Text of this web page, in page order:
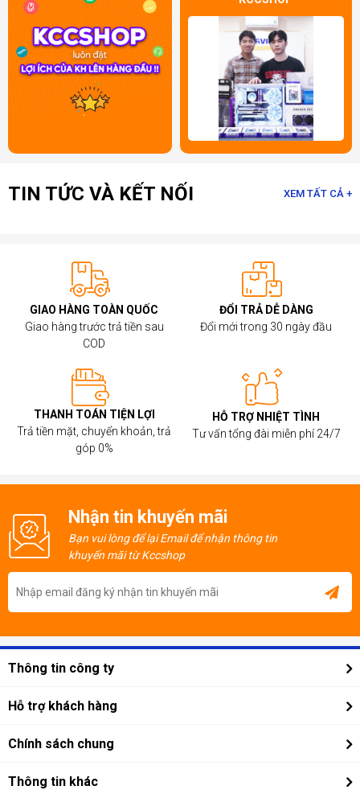
Hà Nội, TP.HCM. Với phương châm luôn đặt sự hài long
của khách hàng lên hàng đầu, chúng tôi mong muốn đen tới
cho khách hàng những trải nghiệm mua sắm tuyệt vời nhất.
Ngoài sản phẩmMàn hình Gigabyte AORUS FI27Q
KCCShop còn có rất nhiều sản phẩmMàn hình
chính hãng khác. Hãy liên hệ ngay với chúng tôi
qua Hotline 0912.074.444 (HN), 0966.666.308 (HCM) hoặc
truy cập
để được tư vấn và mua những
TIN TỨC VÀ KẾT NỐI XEM TẤT CẢ +
GIAO HÀNG TOÀN QUỐC
Giao hàng trước trả tiền sau
COD
ĐỔI TRẢ DỄ DÀNG
Đổi mới trong 30 ngày đầu
THANH TOÁN TIỆN LỢI
Trả tiền mặt, chuyển khoản, trả
góp 0%
HỖ TRỢ NHIỆT TÌNH
Tư vấn tổng đài miễn phí 24/7
Nhận tin khuyến mãi
Bạn vui lòng để lại Email để nhận thông tin
khuyến mãi từ Kccshop
Thông tin công ty
Thông tin liên hệ
Hỗ trợ khách hàng
Yêu cầu báo giá
Chính sách chung
Thông tin khác